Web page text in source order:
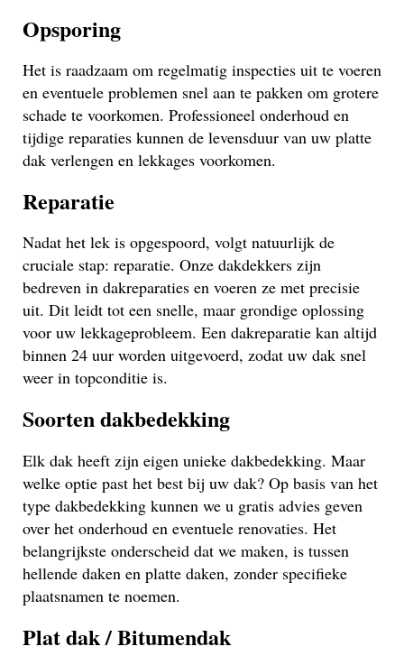
Opsporing
Het is raadzaam om regelmatig inspecties uit te voeren
en eventuele problemen snel aan te pakken om grotere
schade te voorkomen. Professioneel onderhoud en
tijdige reparaties kunnen de levensduur van uw platte
dak verlengen en lekkages voorkomen.
Reparatie
Nadat het lek is opgespoord, volgt natuurlijk de
cruciale stap: reparatie. Onze dakdekkers zijn
bedreven in dakreparaties en voeren ze met precisie
uit. Dit leidt tot een snelle, maar grondige oplossing
voor uw lekkageprobleem. Een dakreparatie kan altijd
binnen 24 uur worden uitgevoerd, zodat uw dak snel
weer in topconditie is.
Soorten dakbedekking
Elk dak heeft zijn eigen unieke dakbedekking. Maar
welke optie past het best bij uw dak? Op basis van het
type dakbedekking kunnen we u gratis advies geven
over het onderhoud en eventuele renovaties. Het
belangrijkste onderscheid dat we maken, is tussen
hellende daken en platte daken, zonder specifieke
plaatsnamen te noemen.
Plat dak / Bitumendak